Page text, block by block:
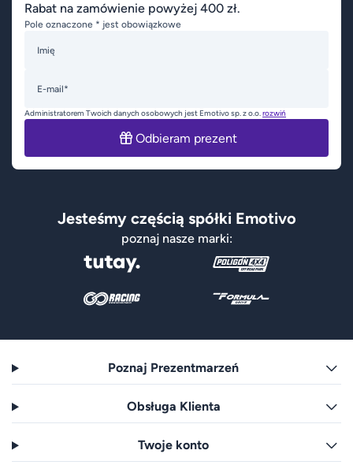
Rabat na zamówienie powyżej 400 zł.
Pole oznaczone * jest obowiązkowe
Imię
E-mail*
Administratorem Twoich danych osobowych jest Emotivo sp. z o.o.rozwiń
Odbieram prezent
Jesteśmy częścią spółki Emotivo
poznaj nasze marki:
Poznaj Prezentmarzeń
Obsługa Klienta
Twoje konto